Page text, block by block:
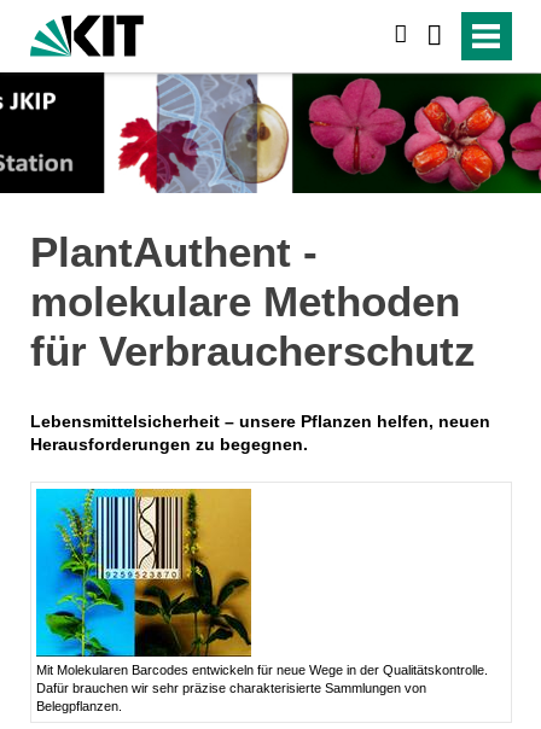
PlantAuthent -
molekulare Methoden
für Verbraucherschutz
Lebensmittelsicherheit – unsere Pflanzen helfen, neuen
Herausforderungen zu begegnen.
Mit Molekularen Barcodes entwickeln für neue Wege in der Qualitätskontrolle.
Dafür brauchen wir sehr präzise charakterisierte Sammlungen von
Belegpflanzen.